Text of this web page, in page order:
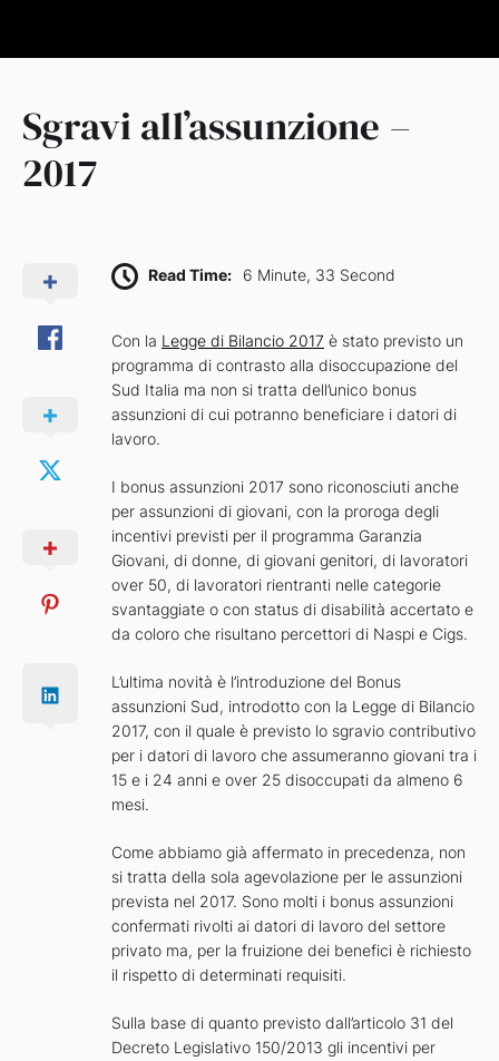
Sgravi all’assunzione –
2017
Read Time: 6 Minute, 33 Second
Con la Legge di Bilancio 2017 è stato previsto un
programma di contrasto alla disoccupazione del
Sud Italia ma non si tratta dell’unico bonus
assunzioni di cui potranno beneficiare i datori di
lavoro.
I bonus assunzioni 2017 sono riconosciuti anche
per assunzioni di giovani, con la proroga degli
incentivi previsti per il programma Garanzia
Giovani, di donne, di giovani genitori, di lavoratori
over 50, di lavoratori rientranti nelle categorie
svantaggiate o con status di disabilità accertato e
da coloro che risultano percettori di Naspi e Cigs.
L’ultima novità è l’introduzione del Bonus
assunzioni Sud, introdotto con la Legge di Bilancio
2017, con il quale è previsto lo sgravio contributivo
per i datori di lavoro che assumeranno giovani tra i
15 e i 24 anni e over 25 disoccupati da almeno 6
mesi.
Come abbiamo già affermato in precedenza, non
si tratta della sola agevolazione per le assunzioni
prevista nel 2017. Sono molti i bonus assunzioni
confermati rivolti ai datori di lavoro del settore
privato ma, per la fruizione dei benefici è richiesto
il rispetto di determinati requisiti.
Sulla base di quanto previsto dall’articolo 31 del
Decreto Legislativo 150/2013 gli incentivi per